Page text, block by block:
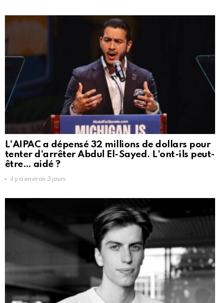
L'AIPAC a dépensé 32 millions de dollars pour
tenter d'arrêter Abdul El-Sayed. L'ont-ils peut-
être… aidé ?
il y a environ 3 jours